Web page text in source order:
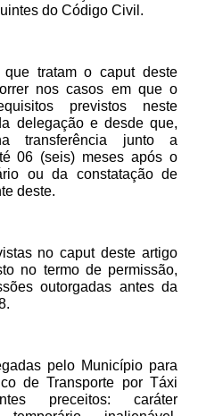
do Código Civil.
que tratam o caput deste
nos casos em que o
previstos
neste
delegação e desde que,
transferência junto
a
06 (seis) meses após o
ou da constatação de
deste.
no caput deste artigo
no termo de permissão,
outorgadas antes da
pelo Município para
de Transporte por Táxi
preceitos:
caráter